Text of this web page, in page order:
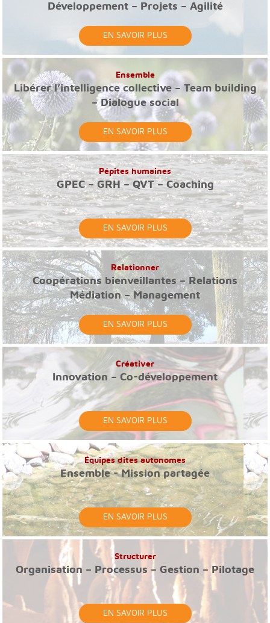
Développement – Projets – Agilité
EN SAVOIR PLUS
Ensemble
Libérer l’intelligence collective – Team building
– Dialogue social
EN SAVOIR PLUS
Pépites humaines
GPEC – GRH – QVT – Coaching
EN SAVOIR PLUS
Relationner
Coopérations bienveillantes – Relations
Médiation – Management
EN SAVOIR PLUS
Créativer
Innovation – Co-développement
EN SAVOIR PLUS
Équipes dites autonomes
Ensemble - Mission partagée
EN SAVOIR PLUS
Structurer
Organisation – Processus – Gestion – Pilotage
EN SAVOIR PLUS